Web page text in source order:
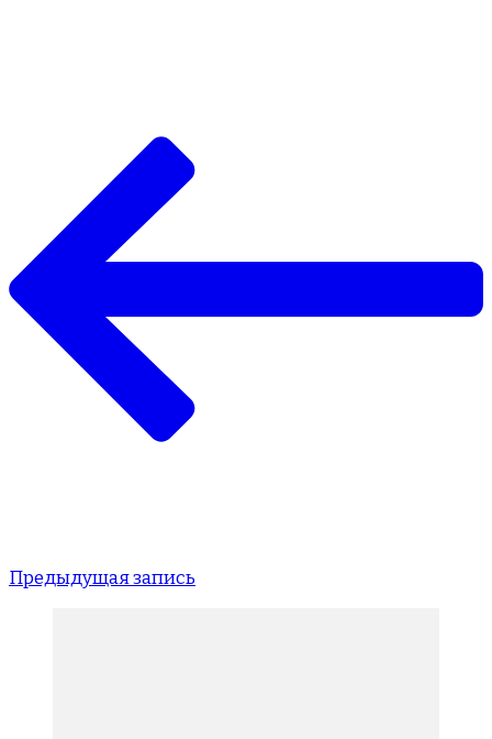
Предыдущая запись